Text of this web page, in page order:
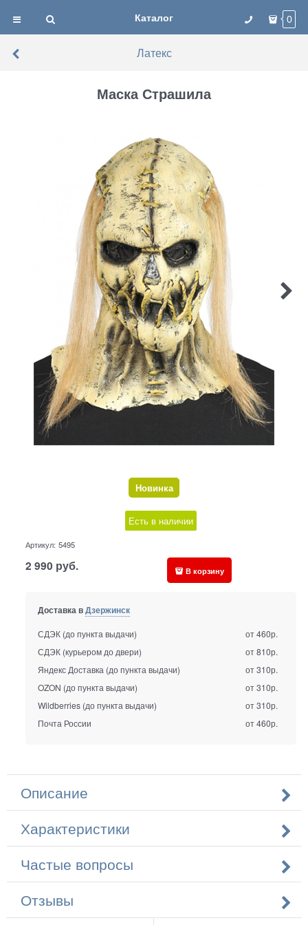
Каталог 0
Латекс
Маска Страшила
Новинка
Есть в наличии
Артикул: 5495
2 990 руб. В корзину
Доставка вДзержинск
СДЭК (до пункта выдачи)
от 460р.
СДЭК (курьером до двери)
от 810р.
Яндекс Доставка (до пункта выдачи)
от 310р.
OZON (до пункта выдачи)
от 310р.
Wildberries (до пункта выдачи)
от 310р.
Почта России
от 460р.
Описание
Характеристики
Частые вопросы
Отзывы